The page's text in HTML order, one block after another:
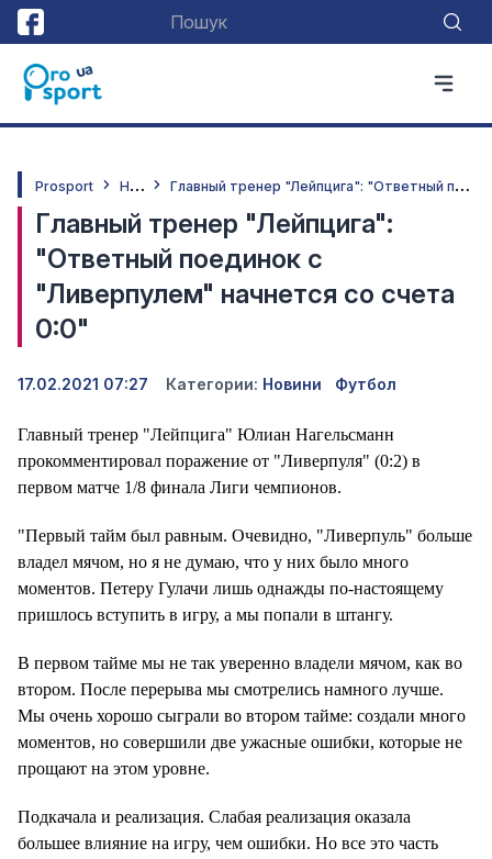
Prosport Н
овини Г
лавный тренер "Лейпцига": "Ответный поединок с "Ливерпулем" начнется со счета 0:0"
Главный тренер "Лейпцига":
"Ответный поединок с
"Ливерпулем" начнется со счета
0:0"
17.02.2021 07:27 Категории: Новини Футбол
Главный тренер "Лейпцига" Юлиан Нагельсманн
прокомментировал поражение от "Ливерпуля" (0:2) в
первом матче 1/8 финала Лиги чемпионов.
"Первый тайм был равным. Очевидно, "Ливерпуль" больше
владел мячом, но я не думаю, что у них было много
моментов. Петеру Гулачи лишь однажды по-настоящему
пришлось вступить в игру, а мы попали в штангу.
В первом тайме мы не так уверенно владели мячом, как во
втором. После перерыва мы смотрелись намного лучше.
Мы очень хорошо сыграли во втором тайме: создали много
моментов, но совершили две ужасные ошибки, которые не
прощают на этом уровне.
Подкачала и реализация. Слабая реализация оказала
большее влияние на игру, чем ошибки. Но все это часть